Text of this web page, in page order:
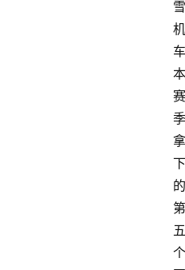
雪
机
车
本
赛
季
拿
下
的
第
五
个